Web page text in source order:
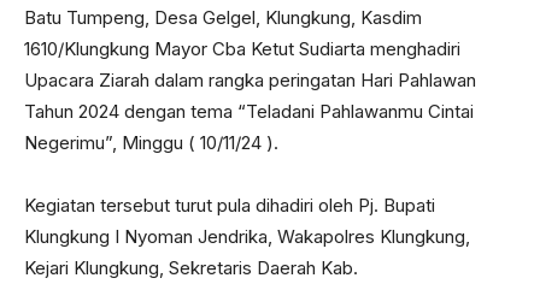
Batu Tumpeng, Desa Gelgel, Klungkung, Kasdim
1610/Klungkung Mayor Cba Ketut Sudiarta menghadiri
Upacara Ziarah dalam rangka peringatan Hari Pahlawan
Tahun 2024 dengan tema “Teladani Pahlawanmu Cintai
Negerimu”, Minggu ( 10/11/24 ).
Kegiatan tersebut turut pula dihadiri oleh Pj. Bupati
Klungkung I Nyoman Jendrika, Wakapolres Klungkung,
Kejari Klungkung, Sekretaris Daerah Kab.